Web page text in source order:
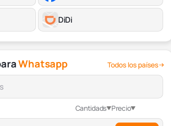
DiDi
Whatsapp Todos los países
Cantidads Precio